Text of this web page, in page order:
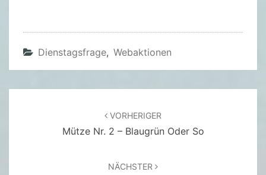
A
G
R
A
E
Dienstagsfrage, Webaktionen
VORHERIGER
Mütze Nr. 2 – Blaugrün Oder So
NÄCHSTER